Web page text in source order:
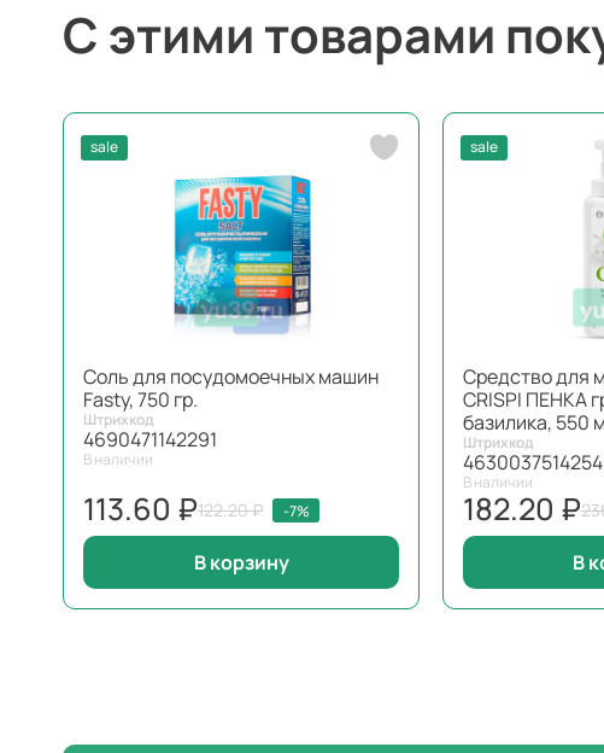
С этими товарами
sale
Соль для посудомоечных машин
Fasty, 750 гр.
Штрихкод
4690471142291
В наличии
113.60 ₽122.20 ₽ -7%
В корзину
sale
Средство для
CRISPI ПЕНКА
базилика, 550
Штрихкод
4630037514254
В наличии
182.20 ₽
В